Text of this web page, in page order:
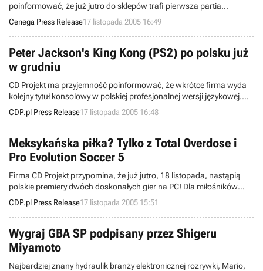
poinformować, że już jutro do sklepów trafi pierwsza partia
premierowych hitów w cenie zaledwie 29,90 złotych!
Cenega Press Release17 listopada 2005 16:49
Peter Jackson's King Kong (PS2) po polsku już
w grudniu
CD Projekt ma przyjemność poinformować, że wkrótce firma wyda
kolejny tytuł konsolowy w polskiej profesjonalnej wersji językowej.
Dzięki współpracy z firmą Ubisoft już w grudniu na PlayStation 2
ukaże się po polsku Peter Jackson's King Kong: Official Game of the
Movie.
CDP.pl Press Release17 listopada 2005 16:48
Meksykańska piłka? Tylko z Total Overdose i
Pro Evolution Soccer 5
Firma CD Projekt przypomina, że już jutro, 18 listopada, nastąpią
polskie premiery dwóch doskonałych gier na PC! Dla miłośników
sportu w sprzedaży pojawi się kolejna część jednego z najlepszych
symulatorów piłki nożnej, zbierających niezmiennie doskonałe oceny
- Pro Evolution Soccer. Fanom sensacji i gorrrącego Meksyku
polecamy zabawną i niezwykle dynamiczną grę akcji - Total
Overdose!
CDP.pl Press Release17 listopada 2005 15:51
Wygraj GBA SP podpisany przez Shigeru
Miyamoto
Najbardziej znany hydraulik branży elektronicznej rozrywki, Mario,